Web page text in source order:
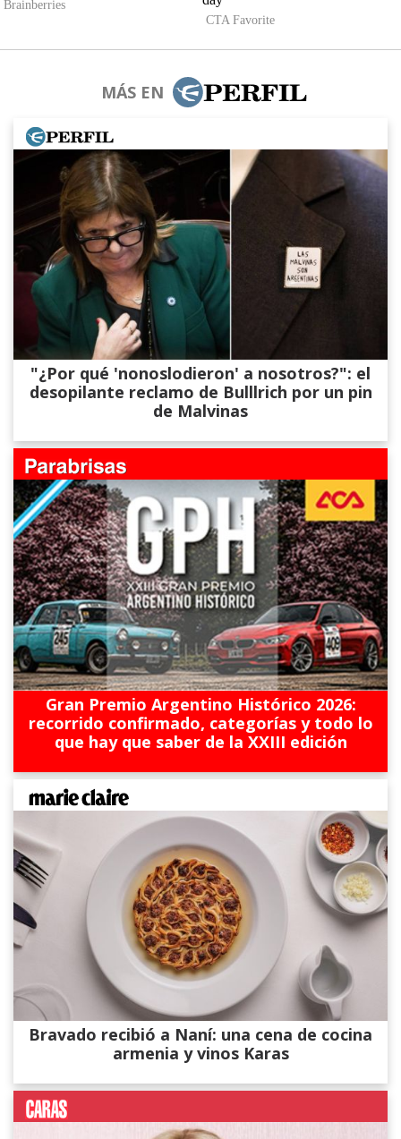
MÁS EN
"¿Por qué 'nonoslodieron' a nosotros?": el
desopilante reclamo de Bulllrich por un pin
de Malvinas
Gran Premio Argentino Histórico 2026:
recorrido confirmado, categorías y todo lo
que hay que saber de la XXIII edición
Bravado recibió a Naní: una cena de cocina
armenia y vinos Karas